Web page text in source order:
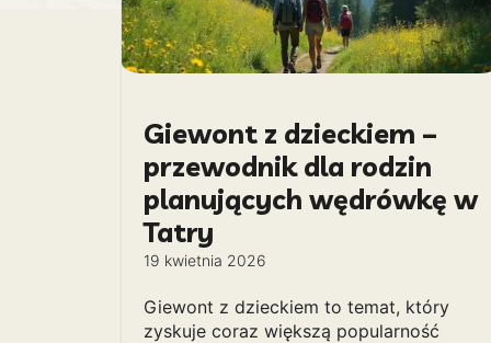
Giewont z dzieckiem –
przewodnik dla rodzin
planujących wędrówkę w
Tatry
19 kwietnia 2026
Giewont z dzieckiem to temat, który
zyskuje coraz większą popularność